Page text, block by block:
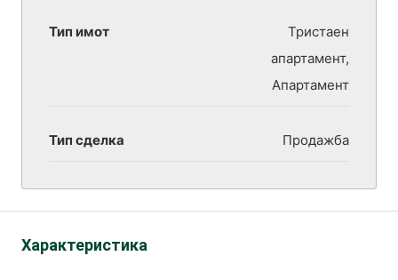
Тип имот
Тристаен
апартамент,
Апартамент
Тип сделка Продажба
Характеристика